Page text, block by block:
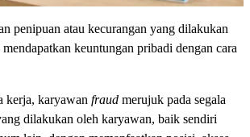
penipuan atau kecurangan yang dilakukan
mendapatkan keuntungan pribadi dengan cara
kerja, karyawan fraud merujuk pada segala
dilakukan oleh karyawan, baik sendiri